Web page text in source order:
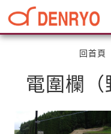
回首頁
電圍欄（